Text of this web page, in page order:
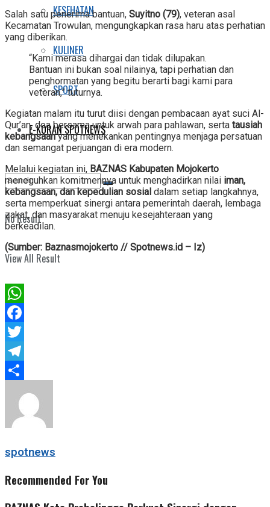
KESEHATAN
KULINER
SPORT
E-KORAN SPOTNEWS
No Result
View All Result
Salah satu penerima bantuan, Suyitno (79), veteran asal
Kecamatan Trowulan, mengungkapkan rasa haru atas perhatian
yang diberikan.
“Kami merasa dihargai dan tidak dilupakan.
Bantuan ini bukan soal nilainya, tapi perhatian dan
penghormatan yang begitu berarti bagi kami para
veteran,” tuturnya.
Kegiatan malam itu turut diisi dengan pembacaan ayat suci Al-
Qur’an, doa bersama untuk arwah para pahlawan, serta tausiah
kebangsaanyang menekankan pentingnya menjaga persatuan
dan semangat perjuangan di era modern.
Melalui kegiatan ini, BAZNAS Kabupaten Mojokerto
meneguhkan komitmennya untuk menghadirkan nilai iman,
kebangsaan, dan kepedulian sosial dalam setiap langkahnya,
serta memperkuat sinergi antara pemerintah daerah, lembaga
zakat, dan masyarakat menuju kesejahteraan yang
berkeadilan.
(Sumber: Baznasmojokerto // Spotnews.id – Iz)
WhatsApp
Facebook
Twitter
Telegram
Share
spotnews
Recommended For You